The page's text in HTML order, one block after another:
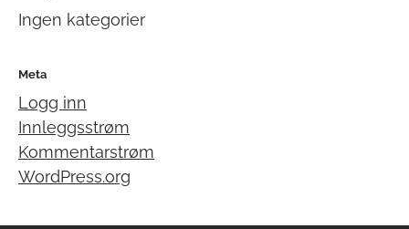
Ingen kategorier
Meta
Logg inn
Innleggsstrøm
Kommentarstrøm
WordPress.org